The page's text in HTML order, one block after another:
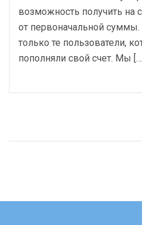
возможность получить на
от первоначальной суммы.
только те пользователи,
пополняли свой счет. Мы